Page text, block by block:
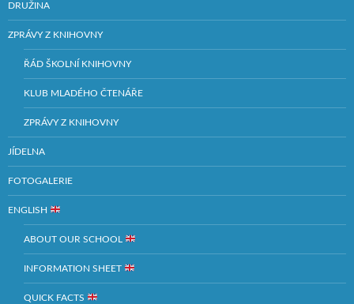
DRUŽINA
ZPRÁVY Z KNIHOVNY
ŘÁD ŠKOLNÍ KNIHOVNY
KLUB MLADÉHO ČTENÁŘE
ZPRÁVY Z KNIHOVNY
JÍDELNA
FOTOGALERIE
ENGLISH
ABOUT OUR SCHOOL
INFORMATION SHEET
QUICK FACTS